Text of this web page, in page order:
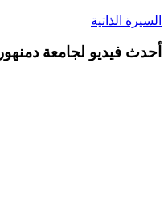
السيرة الذاتية
أحدث فيديو لجامعة دمنهور